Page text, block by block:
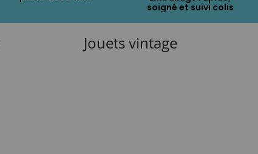
soigné et suivi colis
Jouets vintage